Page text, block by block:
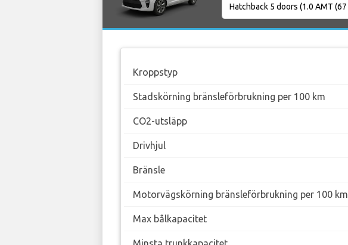
Kroppstyp
Stadskörning bränsleförbrukning per 100 km
CO2-utsläpp
Drivhjul
Bränsle
Motorvägskörning bränsleförbrukning per 100 km
Max bålkapacitet